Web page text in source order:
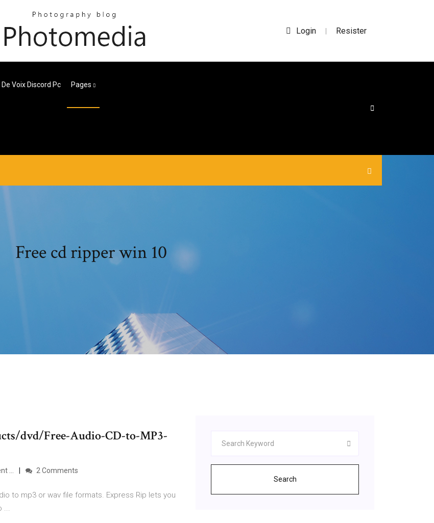
Login | Resister
Voix Discord Pc Pages
Free cd ripper win 10
dvd/Free-Audio-CD-to-MP3-
... 2 Comments
to mp3 or wav file formats. Express Rip lets you
...
Search